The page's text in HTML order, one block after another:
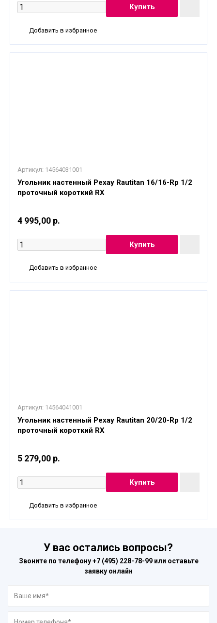
Добавить в избранное
Артикул: 14564031001
Угольник настенный Рехау Rautitan 16/16-Rp 1/2
проточный короткий RX
4 995,00 р.
Добавить в избранное
Артикул: 14564041001
Угольник настенный Рехау Rautitan 20/20-Rp 1/2
проточный короткий RX
5 279,00 р.
Добавить в избранное
У вас остались вопросы?
Звоните по телефону+7 (495) 228-78-99или оставьте
заявку онлайн